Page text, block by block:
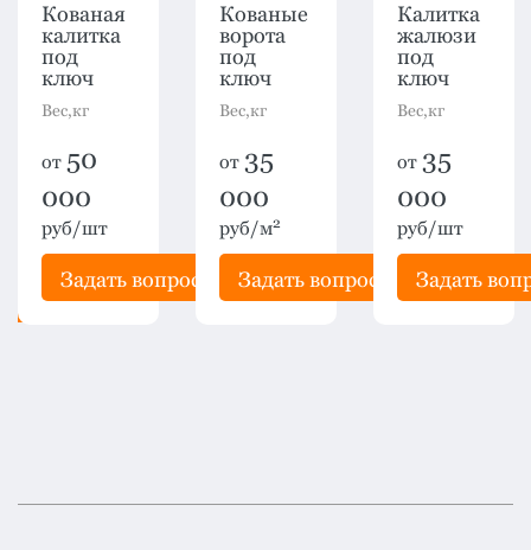
Кованая
калитка
под
ключ
Вес,кг
от 50
000
руб/шт
Задать вопрос
Кованые
ворота
под
ключ
Вес,кг
от 35
000
руб/м2
Задать вопрос
Калитка
жалюзи
под
ключ
Вес,кг
от 35
000
руб/шт
Задать